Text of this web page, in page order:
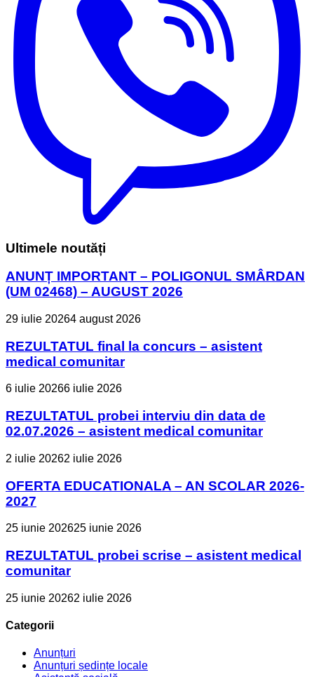
Ultimele noutăți
ANUNȚ IMPORTANT – POLIGONUL SMÂRDAN
(UM 02468) – AUGUST 2026
29 iulie 20264 august 2026
REZULTATUL final la concurs – asistent
medical comunitar
6 iulie 20266 iulie 2026
REZULTATUL probei interviu din data de
02.07.2026 – asistent medical comunitar
2 iulie 20262 iulie 2026
OFERTA EDUCATIONALA – AN SCOLAR 2026-
2027
25 iunie 202625 iunie 2026
REZULTATUL probei scrise – asistent medical
comunitar
25 iunie 20262 iulie 2026
Categorii
Anunțuri
Anunțuri ședințe locale